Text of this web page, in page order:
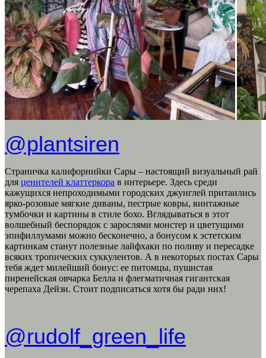
@plantsiren
Страничка калифорнийки Сары – настоящий визуальный рай
для ценителей клаттеркора в интерьере. Здесь среди
кажущихся непроходимыми городских джунглей притаились
ярко-розовые мягкие диваны, пестрые ковры, винтажные
тумбочки и картины в стиле бохо. Вглядываться в этот
волшебный беспорядок с зарослями монстер и цветущими
эпифиллумами можно бесконечно, а бонусом к эстетским
картинкам станут полезные лайфхаки по поливу и пересадке
всяких тропических суккулентов. А в некоторых постах Сары
тебя ждет милейший бонус: ее питомцы, пушистая
пиренейская овчарка Белла и флегматичная гигантская
черепаха Дейзи. Стоит подписаться хотя бы ради них!
@rudolf_green_life